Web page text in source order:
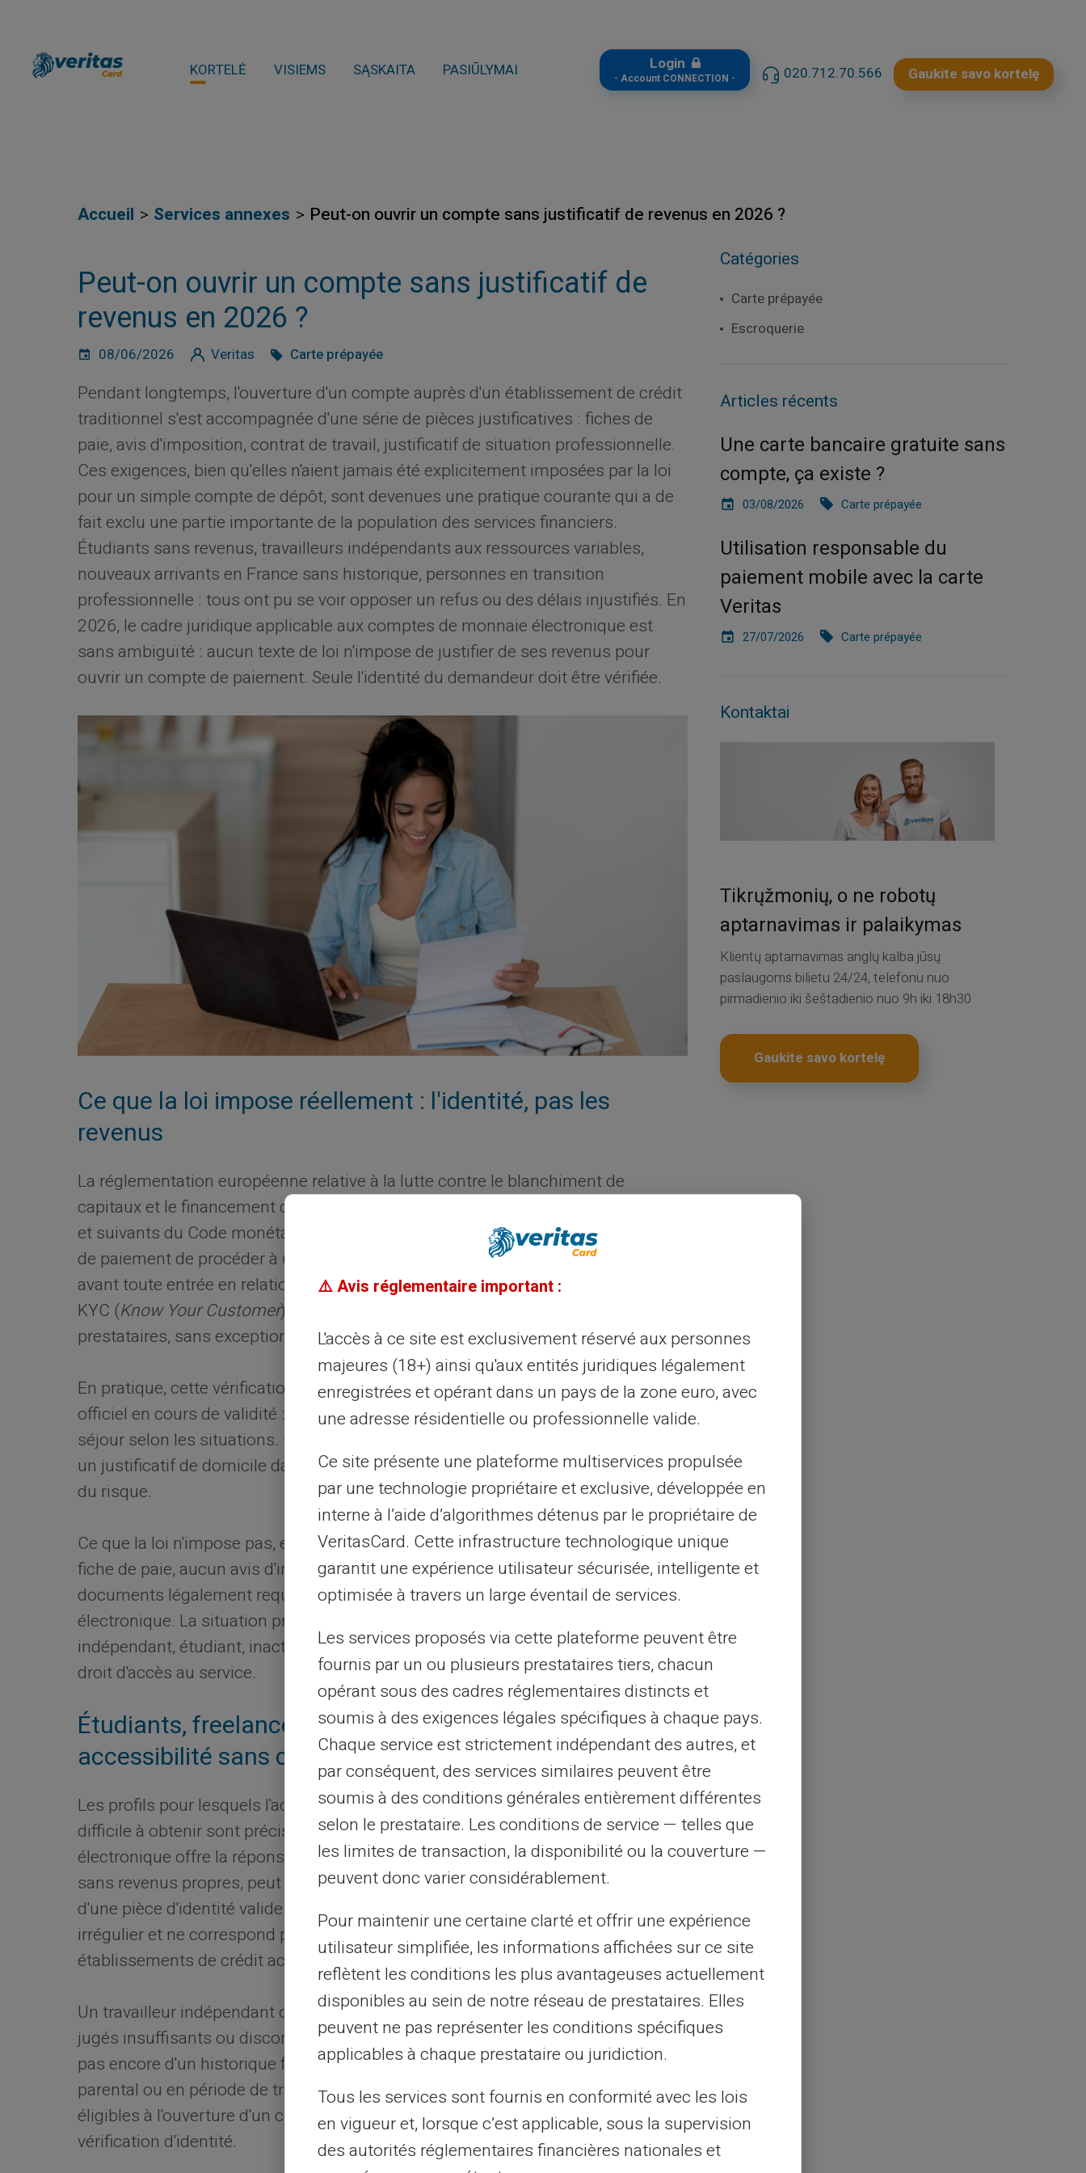
KORTELĖ VISIEMS SĄSKAITA PASIŪLYMAI Login
- Account CONNECTION - 020.712.70.566 Gaukite savo kortelę
Accueil Services annexes Peut-on ouvrir un compte sans justificatif de revenus en 2026 ?
Peut-on ouvrir un compte sans justificatif de
revenus en 2026 ?
08/06/2026 Veritas Carte prépayée
Pendant longtemps, l'ouverture d'un compte auprès d'un établissement de crédit
traditionnel s'est accompagnée d'une série de pièces justificatives : fiches de
paie, avis d'imposition, contrat de travail, justificatif de situation professionnelle.
Ces exigences, bien qu'elles n'aient jamais été explicitement imposées par la loi
pour un simple compte de dépôt, sont devenues une pratique courante qui a de
fait exclu une partie importante de la population des services financiers.
Étudiants sans revenus, travailleurs indépendants aux ressources variables,
nouveaux arrivants en France sans historique, personnes en transition
professionnelle : tous ont pu se voir opposer un refus ou des délais injustifiés. En
2026, le cadre juridique applicable aux comptes de monnaie électronique est
sans ambiguïté : aucun texte de loi n'impose de justifier de ses revenus pour
ouvrir un compte de paiement. Seule l'identité du demandeur doit être vérifiée.
Ce que la loi impose réellement : l'identité, pas les
revenus
La réglementation européenne relative à la lutte contre le blanchiment de
capitaux et le financement du terrorisme, codifiée en France aux articles L. 561-1
et suivants du Code monétaire et financier, impose à tout prestataire de services
de paiement de procéder à une vérification rigoureuse de l'identité de ses clients
avant toute entrée en relation d'affaires. Cette obligation, désignée sous le terme
KYC (Know Your Customer), est non négociable. Elle s'applique à tous les
prestataires, sans exception.
En pratique, cette vérification d'identité requiert la fourniture d'un document
officiel en cours de validité : carte nationale d'identité, passeport, ou titre de
séjour selon les situations. Certains prestataires peuvent également demander
un justificatif de domicile dans le cadre de leurs procédures internes de gestion
du risque.
Ce que la loi n'impose pas, en revanche, c'est la justification de revenus. Aucune
fiche de paie, aucun avis d'imposition, aucun contrat de travail ne figure parmi les
documents légalement requis pour l'ouverture d'un compte de monnaie
électronique. La situation professionnelle du demandeur, qu'il soit salarié,
indépendant, étudiant, inactif ou en situation précaire, est sans incidence sur son
droit d'accès au service.
Étudiants, freelances, auto-entrepreneurs : une
accessibilité sans condition de statut
Les profils pour lesquels l'accès aux services financiers traditionnels est le plus
difficile à obtenir sont précisément ceux pour lesquels le compte de monnaie
électronique offre la réponse la plus adaptée. Un étudiant en première année,
sans revenus propres, peut ouvrir un compte de paiement dès lors qu'il dispose
d'une pièce d'identité valide. Un micro-entrepreneur dont le chiffre d'affaires est
irrégulier et ne correspond pas aux critères de stabilité exigés par les
établissements de crédit accède au même service dans les mêmes conditions.
Un travailleur indépendant ou un salarié en CDD dont les bulletins de salaire sont
jugés insuffisants ou discontinus, un nouveau résident en France qui ne dispose
pas encore d'un historique fiscal ou bancaire local, une personne en congé
parental ou en période de transition entre deux activités : tous ces profils sont
éligibles à l'ouverture d'un compte de paiement Veritas sur la seule base de la
vérification d'identité.
Catégories
Carte prépayée
Escroquerie
Articles récents
Une carte bancaire gratuite sans
compte, ça existe ?
03/08/2026 Carte prépayée
Utilisation responsable du
paiement mobile avec la carte
Veritas
27/07/2026 Carte prépayée
Kontaktai
Tikrųžmonių, o ne robotų
aptarnavimas ir palaikymas
Klientų aptarnavimas anglų kalba jūsų
paslaugoms bilietu 24/24, telefonu nuo
pirmadienio iki šeštadienio nuo 9h iki 18h30
Gaukite savo kortelę
⚠️ Avis réglementaire important :
L'accès à ce site est exclusivement réservé aux personnes
majeures (18+) ainsi qu'aux entités juridiques légalement
enregistrées et opérant dans un pays de la zone euro, avec
une adresse résidentielle ou professionnelle valide.
Ce site présente une plateforme multiservices propulsée
par une technologie propriétaire et exclusive, développée en
interne à l’aide d’algorithmes détenus par le propriétaire de
VeritasCard. Cette infrastructure technologique unique
garantit une expérience utilisateur sécurisée, intelligente et
optimisée à travers un large éventail de services.
Les services proposés via cette plateforme peuvent être
fournis par un ou plusieurs prestataires tiers, chacun
opérant sous des cadres réglementaires distincts et
soumis à des exigences légales spécifiques à chaque pays.
Chaque service est strictement indépendant des autres, et
par conséquent, des services similaires peuvent être
soumis à des conditions générales entièrement différentes
selon le prestataire. Les conditions de service — telles que
les limites de transaction, la disponibilité ou la couverture —
peuvent donc varier considérablement.
Pour maintenir une certaine clarté et offrir une expérience
utilisateur simplifiée, les informations affichées sur ce site
reflètent les conditions les plus avantageuses actuellement
disponibles au sein de notre réseau de prestataires. Elles
peuvent ne pas représenter les conditions spécifiques
applicables à chaque prestataire ou juridiction.
Tous les services sont fournis en conformité avec les lois
en vigueur et, lorsque c’est applicable, sous la supervision
des autorités réglementaires financières nationales et